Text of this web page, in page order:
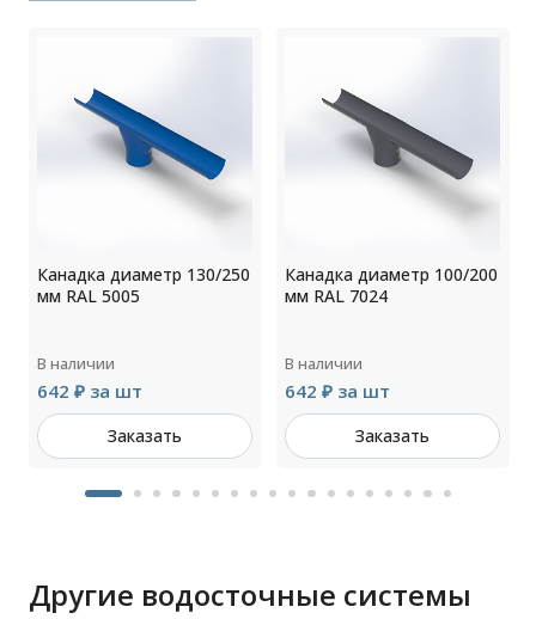
Канадка диаметр 130/250
мм RAL 5005
В наличии
642 ₽ за шт
Заказать
Канадка диаметр 100/200
мм RAL 7024
В наличии
642 ₽ за шт
Заказать
Другие водосточные системы